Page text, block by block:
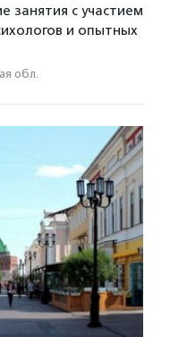
занятия с участием
и опытных
обл.